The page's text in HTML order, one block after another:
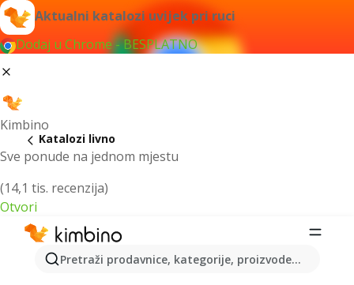
Aktualni katalozi uvijek pri ruci
Dodaj u Chrome - BESPLATNO
Kimbino
Sve ponude na jednom mjestu
(14,1 tis. recenzija)
Otvori
Pretraži prodavnice, kategorije, proizvode...
Katalozi livno
Izdvojili smo za vas najbolje akcije za